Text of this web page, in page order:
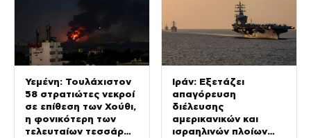
Υεμένη: Τουλάχιστον
58 στρατιώτες νεκροί
σε επίθεση των Χούθι,
η φονικότερη των
τελευταίων τεσσάρων
Ιράν: Εξετάζει
απαγόρευση
διέλευσης
αμερικανικών και
ισραηλινών πλοίων